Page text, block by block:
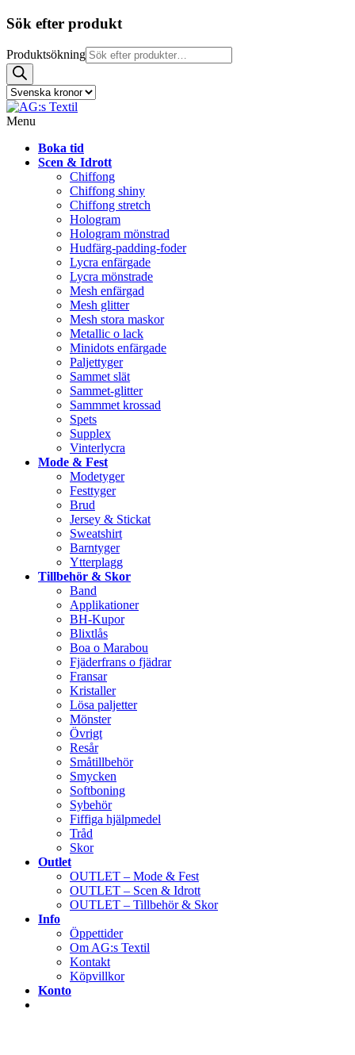
Sök efter produkt
Produktsökning
Menu
Boka tid
Scen & Idrott
Chiffong
Chiffong shiny
Chiffong stretch
Hologram
Hologram mönstrad
Hudfärg-padding-foder
Lycra enfärgade
Lycra mönstrade
Mesh enfärgad
Mesh glitter
Mesh stora maskor
Metallic o lack
Minidots enfärgade
Paljettyger
Sammet slät
Sammet-glitter
Sammmet krossad
Spets
Supplex
Vinterlycra
Mode & Fest
Modetyger
Festtyger
Brud
Jersey & Stickat
Sweatshirt
Barntyger
Ytterplagg
Tillbehör & Skor
Band
Applikationer
BH-Kupor
Blixtlås
Boa o Marabou
Fjäderfrans o fjädrar
Fransar
Kristaller
Lösa paljetter
Mönster
Övrigt
Resår
Småtillbehör
Smycken
Softboning
Sybehör
Fiffiga hjälpmedel
Tråd
Skor
Outlet
OUTLET – Mode & Fest
OUTLET – Scen & Idrott
OUTLET – Tillbehör & Skor
Info
Öppettider
Om AG:s Textil
Kontakt
Köpvillkor
Konto